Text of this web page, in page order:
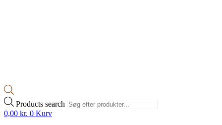
Products search
0,00 kr. 0 Kurv